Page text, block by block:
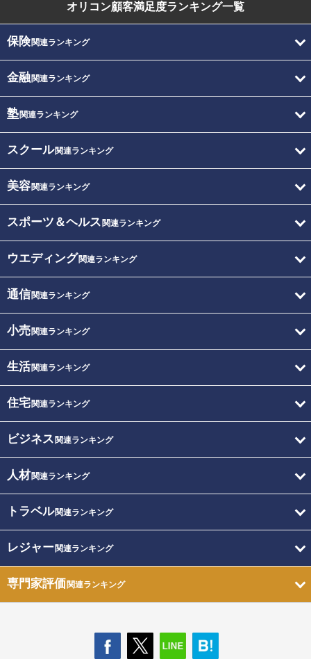
オリコン顧客満足度ランキング一覧
保険関連ランキング
金融関連ランキング
塾関連ランキング
スクール関連ランキング
美容関連ランキング
スポーツ＆ヘルス 関連ランキング
ウエディング関連ランキング
通信関連ランキング
小売関連ランキング
生活関連ランキング
住宅関連ランキング
ビジネス 関連ランキング
人材関連ランキング
トラベル関連ランキング
レジャー関連ランキング
専門家評価関連ランキング